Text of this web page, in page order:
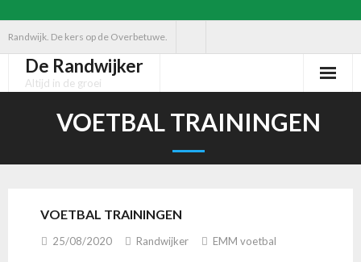
inhoud
Randwijk. De kers op de Overbetuwe.
De Randwijker
Altijd in de groei
VOETBAL TRAININGEN
VOETBAL TRAININGEN
25/08/2020 Randwijker EMM voetbal